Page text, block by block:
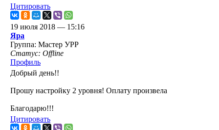
Цитировать
19 июля 2018 — 15:16
Яра
Группа: Мастер УРР
Статус: Offline
Профиль
Добрый день!!
Прошу настройку 2 уровня! Оплату произвела
Благодарю!!!
Цитировать